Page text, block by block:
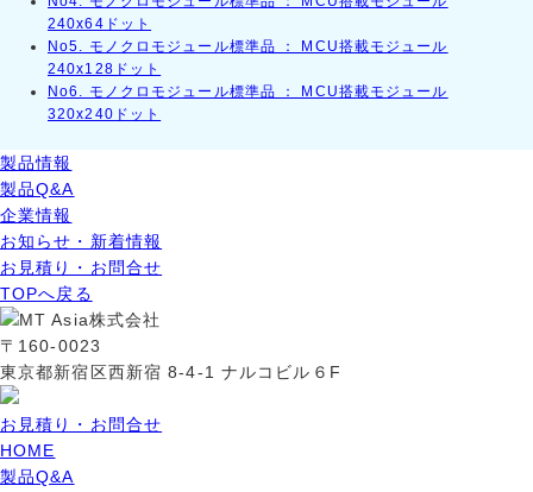
240x64ドット
No5. モノクロモジュール標準品 ： MCU搭載モジュール
240x128ドット
No6. モノクロモジュール標準品 ： MCU搭載モジュール
320x240ドット
製品情報
製品Q&A
企業情報
お知らせ・新着情報
お見積り・お問合せ
TOPへ戻る
〒160-0023
東京都新宿区西新宿 8-4-1 ナルコビル６F
お見積り・お問合せ
HOME
製品Q&A